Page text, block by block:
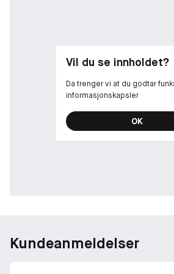
Den passer for alle hudtyper, inkludert
• Begynner å reparere hudbarrieren på
• Gir opptil 72 timer med fuktighet for en
Vil du se innholdet?
Da trenger vi at du godtar
informasjonskapsler
OK
Kundeanmeldelser